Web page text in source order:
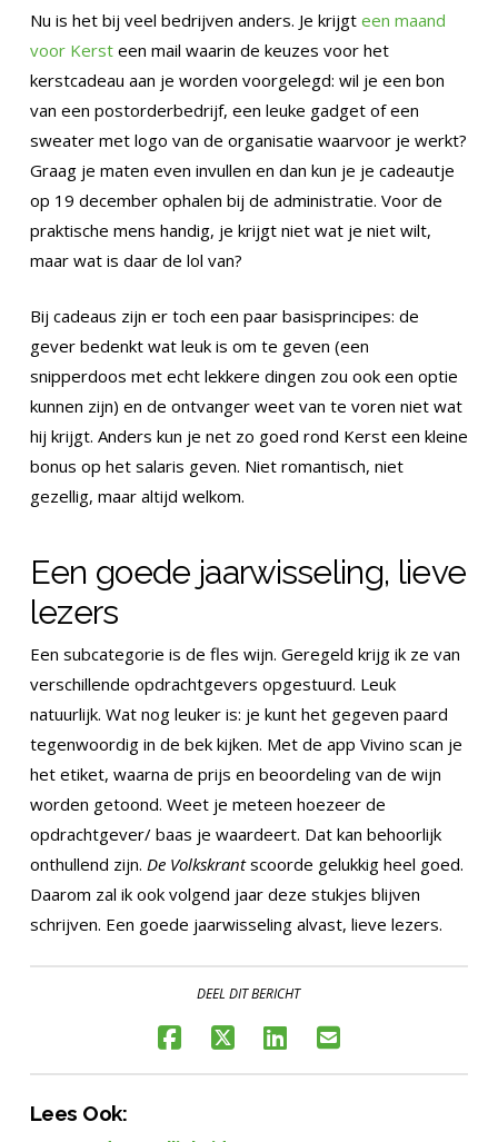
Nu is het bij veel bedrijven anders. Je krijgt een maand
voor Kersteen mail waarin de keuzes voor het
kerstcadeau aan je worden voorgelegd: wil je een bon
van een postorderbedrijf, een leuke gadget of een
sweater met logo van de organisatie waarvoor je werkt?
Graag je maten even invullen en dan kun je je cadeautje
op 19 december ophalen bij de administratie. Voor de
praktische mens handig, je krijgt niet wat je niet wilt,
maar wat is daar de lol van?
Bij cadeaus zijn er toch een paar basisprincipes: de
gever bedenkt wat leuk is om te geven (een
snipperdoos met echt lekkere dingen zou ook een optie
kunnen zijn) en de ontvanger weet van te voren niet wat
hij krijgt. Anders kun je net zo goed rond Kerst een kleine
bonus op het salaris geven. Niet romantisch, niet
gezellig, maar altijd welkom.
Een goede jaarwisseling, lieve
lezers
Een subcategorie is de fles wijn. Geregeld krijg ik ze van
verschillende opdrachtgevers opgestuurd. Leuk
natuurlijk. Wat nog leuker is: je kunt het gegeven paard
tegenwoordig in de bek kijken. Met de app Vivino scan je
het etiket, waarna de prijs en beoordeling van de wijn
worden getoond. Weet je meteen hoezeer de
opdrachtgever/ baas je waardeert. Dat kan behoorlijk
onthullend zijn. De Volkskrantscoorde gelukkig heel goed.
Daarom zal ik ook volgend jaar deze stukjes blijven
schrijven. Een goede jaarwisseling alvast, lieve lezers.
DEEL DIT BERICHT
Lees Ook: